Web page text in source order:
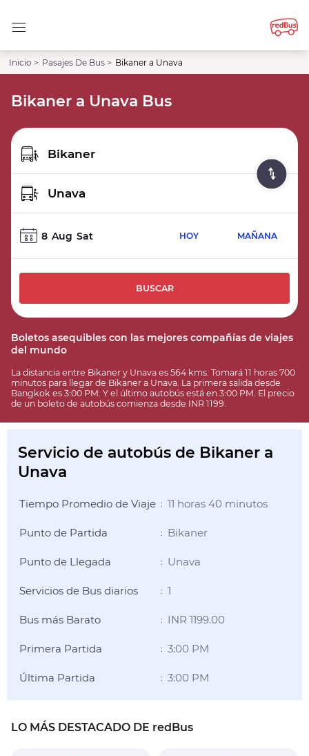
Inicio > Pasajes De Bus > Bikaner a Unava
Bikaner a Unava Bus
8 Aug Sat HOY MAÑANA
BUSCAR
Boletos asequibles con las mejores compañías de viajes
del mundo
La distancia entre Bikaner y Unava es 564 kms. Tomará 11 horas 700
minutos para llegar de Bikaner a Unava. La primera salida desde
Bangkok es 3:00 PM. Y el último autobús está en 3:00 PM. El precio
de un boleto de autobús comienza desde INR 1199.
Servicio de autobús de Bikaner a
Unava
Tiempo Promedio de Viaje : 11 horas 40 minutos
Punto de Partida : Bikaner
Punto de Llegada : Unava
Servicios de Bus diarios : 1
Bus más Barato : INR 1199.00
Primera Partida : 3:00 PM
Última Partida : 3:00 PM
LO MÁS DESTACADO DE redBus